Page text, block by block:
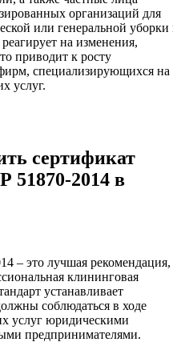
организаций для
или генеральной уборки
на изменения,
приводит к росту
специализирующихся на
услуг.
сертификат
51870-2014 в
– это лучшая рекомендация,
клининговая
устанавливает
соблюдаться в ходе
услуг юридическими
предпринимателями.